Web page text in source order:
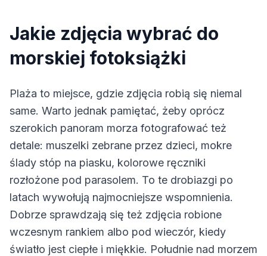
Jakie zdjęcia wybrać do
morskiej fotoksiążki
Plaża to miejsce, gdzie zdjęcia robią się niemal
same. Warto jednak pamiętać, żeby oprócz
szerokich panoram morza fotografować też
detale: muszelki zebrane przez dzieci, mokre
ślady stóp na piasku, kolorowe ręczniki
rozłożone pod parasolem. To te drobiazgi po
latach wywołują najmocniejsze wspomnienia.
Dobrze sprawdzają się też zdjęcia robione
wczesnym rankiem albo pod wieczór, kiedy
światło jest ciepłe i miękkie. Południe nad morzem